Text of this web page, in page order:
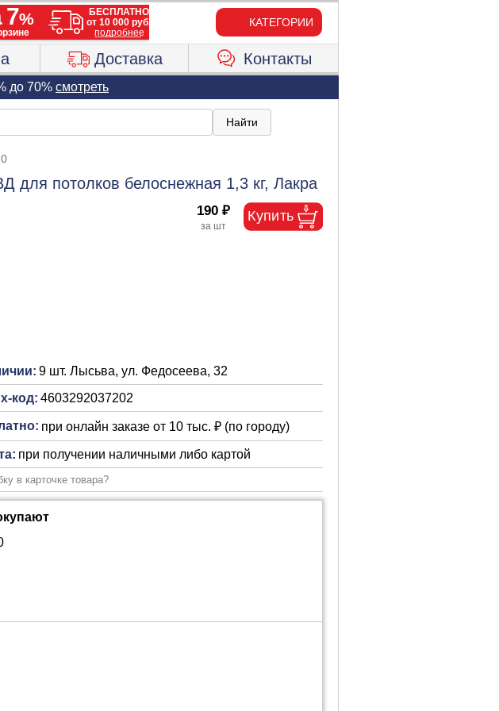
КАТЕГОРИИ
Доставка Контакты
до 70% смотреть
для потолков белоснежная 1,3 кг, Лакра
190 ₽
9 шт. Лысьва, ул. Федосеева, 32
код: 4603292037202
при онлайн заказе от 10 тыс. ₽ (по городу)
при получении наличными либо картой
в карточке товара?